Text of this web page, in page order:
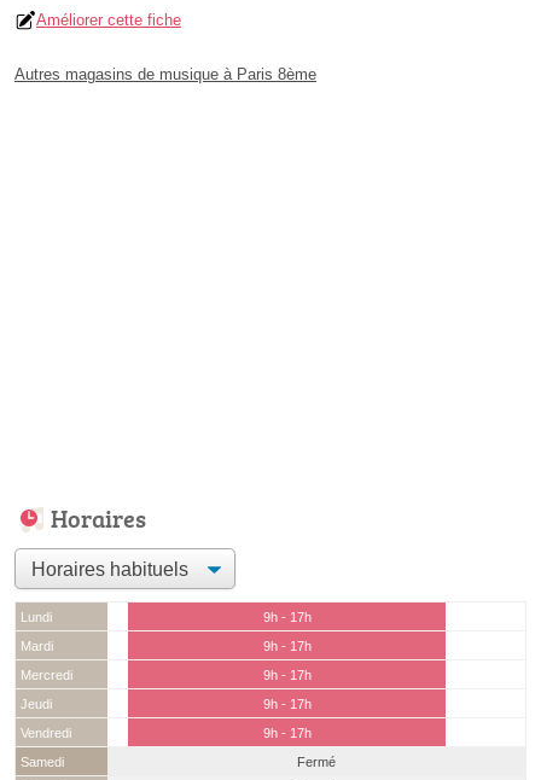
Améliorer cette fiche
Autres magasins de musique à Paris 8ème
Horaires
Lundi
9h - 17h
Mardi
9h - 17h
Mercredi
9h - 17h
Jeudi
9h - 17h
Vendredi
9h - 17h
Samedi
Fermé